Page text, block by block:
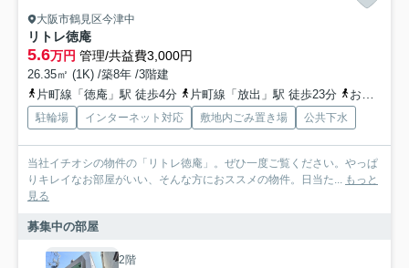
大阪市鶴見区今津中
リトレ徳庵
5.6万円 管理/共益費3,000円
26.35㎡ (1K) /築8年 /3階建
片町線「徳庵」駅 徒歩4分
片町線「放出」駅 徒歩23分 おおさか東線「高井田中央」駅 徒歩24分
駐輪場 インターネット対応 敷地内ごみ置き場 公共下水
当社イチオシの物件の「リトレ徳庵」。ぜひ一度ご覧ください。やっぱ
りキレイなお部屋がいい、そんな方におススメの物件。日当た...
もっと
見る
募集中の部屋
2階